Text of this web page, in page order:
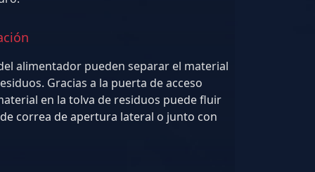
alimentador pueden separar el material
en la tolva de residuos puede fluir